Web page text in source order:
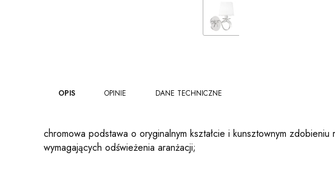
OPIS OPINIE DANE TECHNICZNE
chromowa podstawa o oryginalnym kształcie i kunsztownym
wymagających odświeżenia aranżacji;